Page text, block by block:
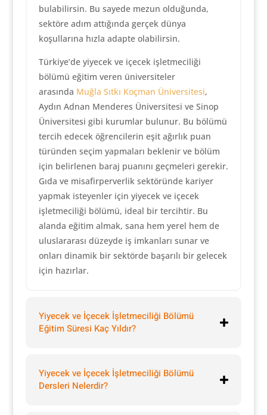
bulabilirsin. Bu sayede mezun olduğunda,
sektöre adım attığında gerçek dünya
koşullarına hızla adapte olabilirsin.
Türkiye’de yiyecek ve içecek işletmeciliği
bölümü eğitim veren üniversiteler
arasında Muğla Sıtkı Koçman Üniversitesi,
Aydın Adnan Menderes Üniversitesi ve Sinop
Üniversitesi gibi kurumlar bulunur. Bu bölümü
tercih edecek öğrencilerin eşit ağırlık puan
türünden seçim yapmaları beklenir ve bölüm
için belirlenen baraj puanını geçmeleri gerekir.
Gıda ve misafirperverlik sektöründe kariyer
yapmak isteyenler için yiyecek ve içecek
işletmeciliği bölümü, ideal bir tercihtir. Bu
alanda eğitim almak, sana hem yerel hem de
uluslararası düzeyde iş imkanları sunar ve
onları dinamik bir sektörde başarılı bir gelecek
için hazırlar.
Yiyecek ve İçecek İşletmeciliği Bölümü
Eğitim Süresi Kaç Yıldır?
Yiyecek ve İçecek İşletmeciliği Bölümü
Dersleri Nelerdir?